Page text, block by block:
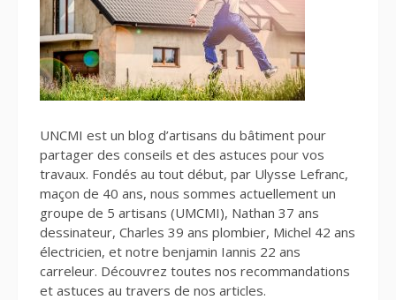
UNCMI est un blog d’artisans du bâtiment pour
partager des conseils et des astuces pour vos
travaux. Fondés au tout début, par Ulysse Lefranc,
maçon de 40 ans, nous sommes actuellement un
groupe de 5 artisans (UMCMI), Nathan 37 ans
dessinateur, Charles 39 ans plombier, Michel 42 ans
électricien, et notre benjamin Iannis 22 ans
carreleur. Découvrez toutes nos recommandations
et astuces au travers de nos articles.